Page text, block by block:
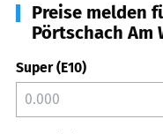
Preise melden
Pörtschach Am
Super (E10)